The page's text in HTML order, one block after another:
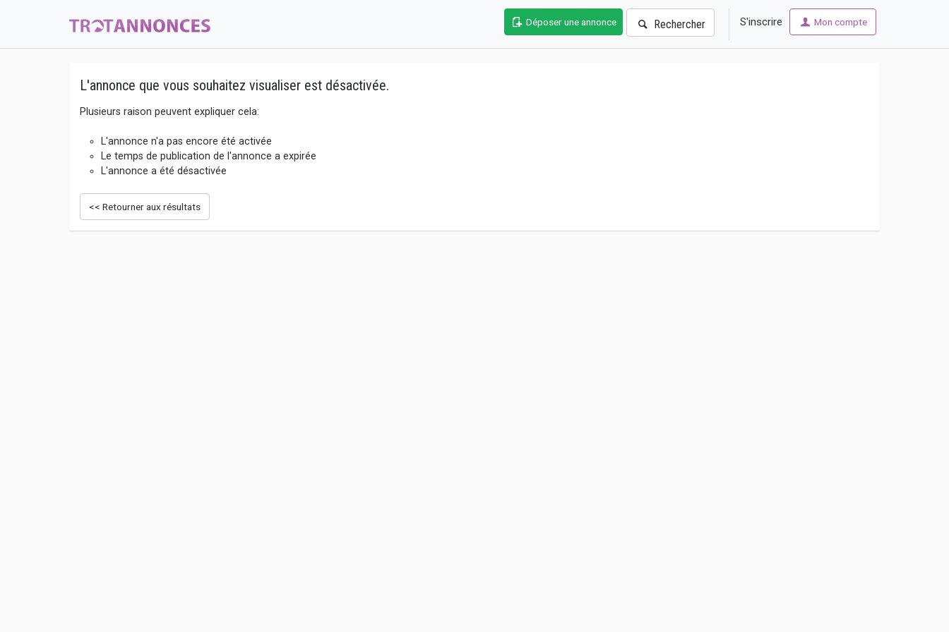
Déposer une annonce Rechercher S'inscrire Mon compte
L'annonce que vous souhaitez visualiser est désactivée.
Plusieurs raison peuvent expliquer cela:
L'annonce n'a pas encore été activée
Le temps de publication de l'annonce a expirée
L'annonce a été désactivée
<< Retourner aux résultats